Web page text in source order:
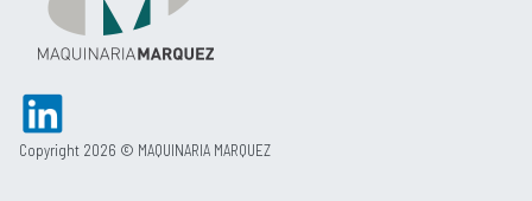
Copyright 2026 © MAQUINARIA MARQUEZ